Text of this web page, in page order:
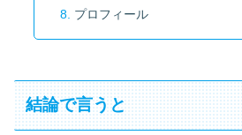
プロフィール
結論で言うと